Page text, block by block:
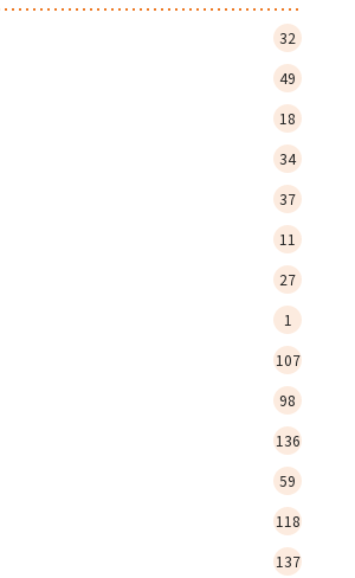
32
49
18
34
37
11
27
1
107
98
136
59
118
137